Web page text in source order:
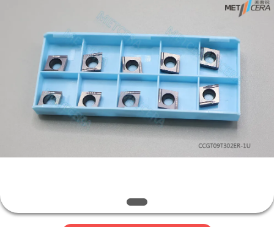
PRODUITS
VIDÉO
PROPOS
VISITE